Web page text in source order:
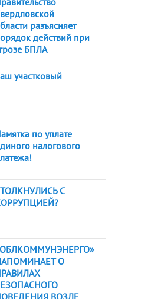
разъясняет
действий при
БПЛА
участковый
по уплате
налогового
С
О